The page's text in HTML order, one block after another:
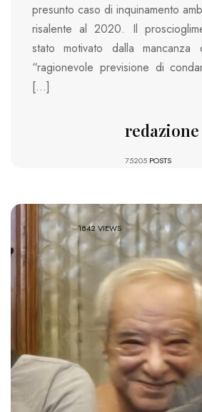
presunto caso di inquinamento
risalente al 2020. Il
stato motivato dalla mancanza
“ragionevole previsione di
[…]
redazione
75205 POSTS
1842 VIEWS